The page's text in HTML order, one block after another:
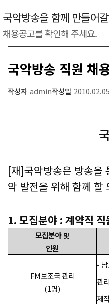
국악방송을 함께 만들어
채용공고를 확인해 주세요.
국악방송 직원 채
작성자 admin작성일
[재]국악방송은 방송을
악 발전을 위해 함께 할
1. 모집분야 : 계약직 직
모집분야 및
인원
FM보조국 관리
(1명)
-
관
제